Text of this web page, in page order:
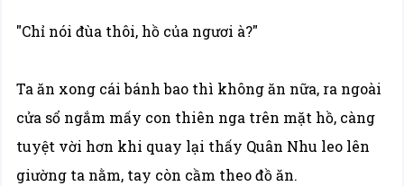
"Chỉ nói đùa thôi, hồ của ngươi à?"
Ta ăn xong cái bánh bao thì không ăn nữa, ra ngoài
cửa sổ ngắm mấy con thiên nga trên mặt hồ, càng
tuyệt vời hơn khi quay lại thấy Quân Nhu leo lên
giường ta nằm, tay còn cầm theo đồ ăn.